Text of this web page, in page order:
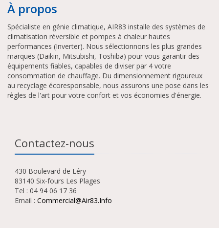
À propos
Spécialiste en génie climatique, AIR83 installe des systèmes de
climatisation réversible et pompes à chaleur hautes
performances (Inverter). Nous sélectionnons les plus grandes
marques (Daikin, Mitsubishi, Toshiba) pour vous garantir des
équipements fiables, capables de diviser par 4 votre
consommation de chauffage. Du dimensionnement rigoureux
au recyclage écoresponsable, nous assurons une pose dans les
règles de l'art pour votre confort et vos économies d'énergie.
Contactez-nous
430 Boulevard de Léry
83140 Six-fours Les Plages
Tel : 04 94 06 17 36
Email : Commercial@air83.info